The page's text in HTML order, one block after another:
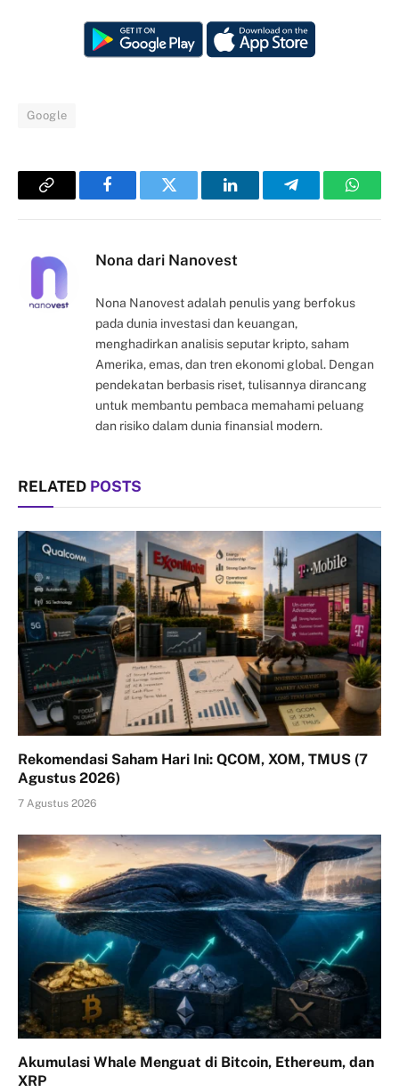
Google
Copy
FacebookTwitter LinkedInTelegram
Nona dari Nanovest
Nona Nanovest adalah penulis yang berfokus
pada dunia investasi dan keuangan,
menghadirkan analisis seputar kripto, saham
Amerika, emas, dan tren ekonomi global. Dengan
pendekatan berbasis riset, tulisannya dirancang
untuk membantu pembaca memahami peluang
dan risiko dalam dunia finansial modern.
RELATED POSTS
Rekomendasi Saham Hari Ini: QCOM, XOM, TMUS (7
Agustus 2026)
7 Agustus 2026
Akumulasi Whale Menguat di Bitcoin, Ethereum, dan
XRP